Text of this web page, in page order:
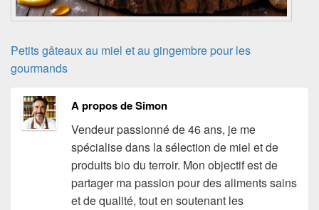
Petits gâteaux au miel et au gingembre pour les
gourmands
A propos de Simon
Vendeur passionné de 46 ans, je me
spécialise dans la sélection de miel et de
produits bio du terroir. Mon objectif est de
partager ma passion pour des aliments sains
et de qualité, tout en soutenant les